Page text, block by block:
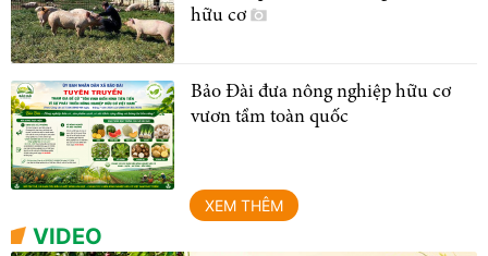
hữu cơ
Bảo Đài đưa nông nghiệp hữu cơ
vươn tầm toàn quốc
XEM THÊM
VIDEO